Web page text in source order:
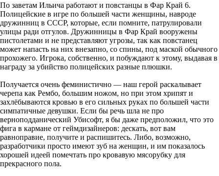
По заветам Ильича работают и повстанцы в Фар Край 6.
Полицейские в игре по большей части женщины, навроде
дружинниц в СССР, которые, если помните, патрулировали
улицы ради отгулов. Дружинницы в Фар Край вооружены
пистолетами и не представляют угрозы, так как повстанец
может напасть на них внезапно, со спины, под маской обычного
прохожего. Игрока, собственно, и побуждают к этому, выдавая в
награду за убийство полицейских разные плюшки.
Получается очень феминистично — наш герой раскалывает
черепа как Рембо, большим ножом, но при этом хрипят и
захлёбываются кровью в его сильных руках по большей части
симпатичные девушки. Если бы речь шла не про
верноподданический Убисофт, я бы даже предположил, что это
фига в кармане от геймдизайнеров: дескать, вот вам
равноправие, получите и распишитесь. Либо, возможно,
разработчики просто имеют зуб на женщин, и им показалось
хорошей идеей помечтать про кровавую мясорубку для
прекрасного пола.